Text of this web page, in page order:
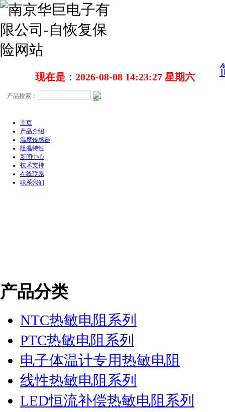
现在是：2026-08-08 14:23:28 星期六
主页
产品介绍
温度传感器
阻温特性
新闻中心
技术支持
在线联系
联系我们
产品分类
NTC热敏电阻系列
PTC热敏电阻系列
电子体温计专用热敏电阻
线性热敏电阻系列
LED恒流补偿热敏电阻系列